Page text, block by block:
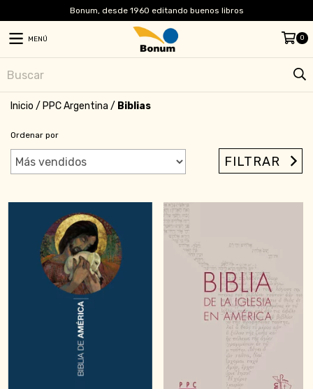
Bonum, desde 1960 editando buenos libros
MENÚ 0
Inicio / PPC Argentina / Biblias
Ordenar por
FILTRAR